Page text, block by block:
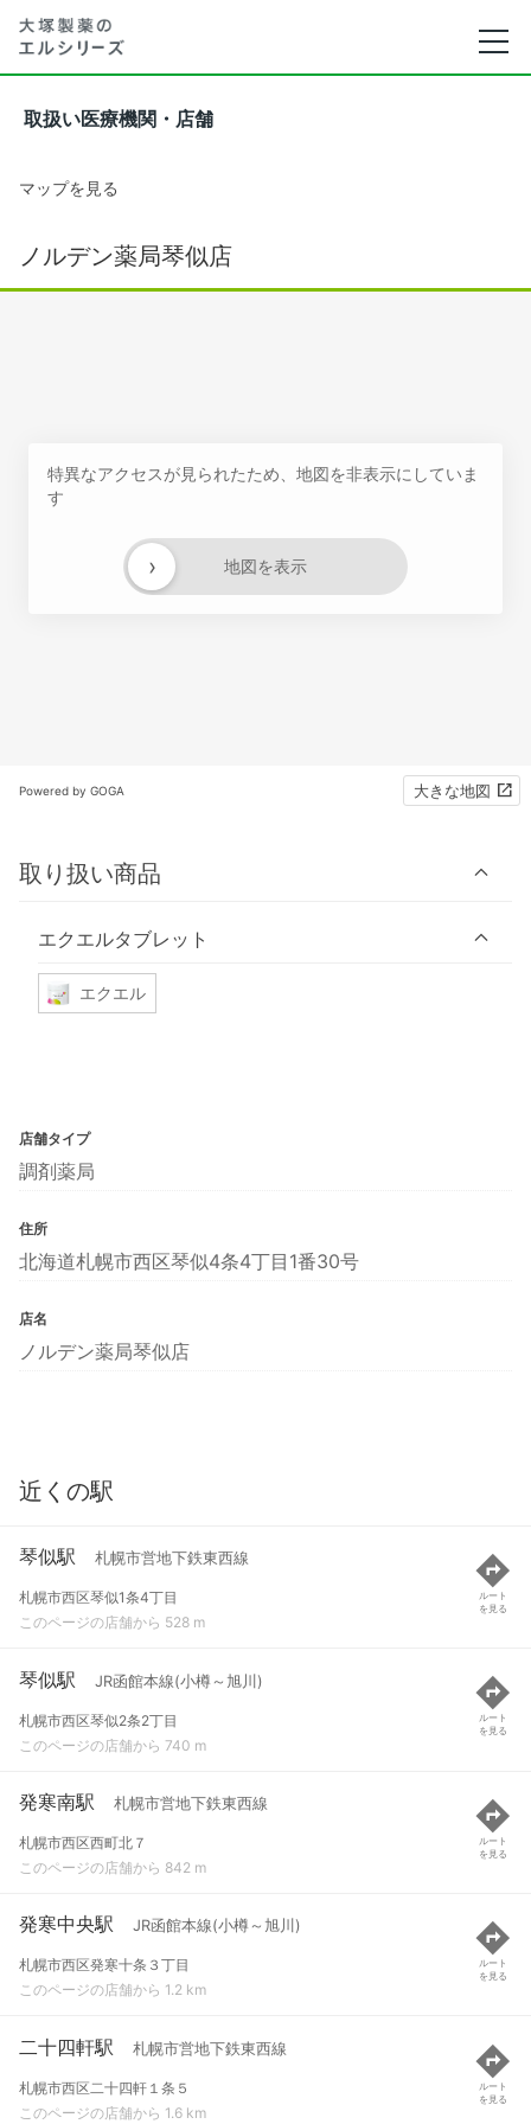
取扱い医療機関・店舗
マップを見る
ノルデン薬局琴似店
特異なアクセスが見られたため、地図を非表示にしていま
す
地図を表示
›
Powered by GOGA 大きな地図
取り扱い商品
エクエルタブレット
エクエル
店舗タイプ
調剤薬局
住所
北海道札幌市西区琴似4条4丁目1番30号
店名
ノルデン薬局琴似店
近くの駅
琴似駅 札幌市営地下鉄東西線
札幌市西区琴似1条4丁目
このページの店舗から 528 m
ルート
を見る
琴似駅 JR函館本線(小樽～旭川)
札幌市西区琴似2条2丁目
このページの店舗から 740 m
ルート
を見る
発寒南駅 札幌市営地下鉄東西線
札幌市西区西町北７
このページの店舗から 842 m
ルート
を見る
発寒中央駅 JR函館本線(小樽～旭川)
札幌市西区発寒十条３丁目
このページの店舗から 1.2 km
ルート
を見る
二十四軒駅 札幌市営地下鉄東西線
札幌市西区二十四軒１条５
このページの店舗から 1.6 km
ルート
を見る